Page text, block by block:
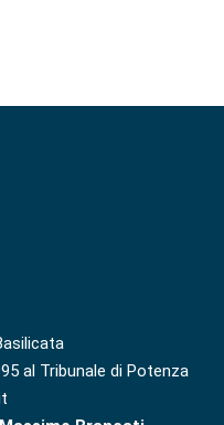
al Tribunale di Potenza